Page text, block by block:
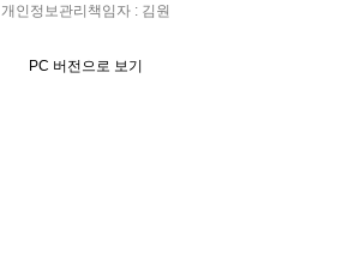
개인정보관리책임자 : 김원
PC 버전으로 보기